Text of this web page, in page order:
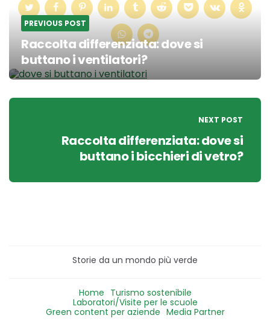
Post
navigation
PREVIOUS POST
Raccolta differenziata: dove si
buttano i ventilatori?
NEXT POST
Raccolta differenziata: dove si
buttano i bicchieri di vetro?
Storie da un mondo più verde
Home Turismo sostenibile
Laboratori/Visite per le scuole
Green content per aziende Media Partner